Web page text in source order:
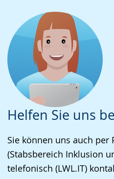
Helfen Sie uns
Sie können uns auch per
(Stabsbereich Inklusion
telefonisch (LWL.IT)